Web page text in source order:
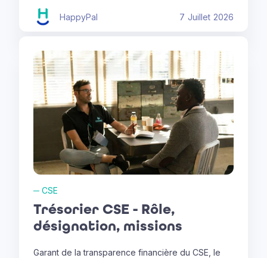
HappyPal 7 Juillet 2026
─ CSE
Trésorier CSE - Rôle,
désignation, missions
Garant de la transparence financière du CSE, le